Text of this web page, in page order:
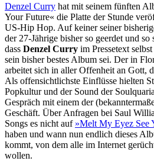
Denzel Curry hat mit seinem fünften
Your Future« die Platte der Stunde
US-Hip Hop. Auf keiner seiner
der 27-Jährige bisher so geerdet und
dass Denzel Curry im Pressetext
sein bisher bestes Album sei. Der in
arbeitet sich in aller Offenheit an Gott,
Als offensichtlichste Einflüsse hielten
Popkultur und der Sound der
Gespräch mit einem der
Geschäft. Über Anfragen bei Saul
Songs es nicht auf »Melt My Eyez See
haben und wann nun endlich dieses
kommt, von dem alle im Internet
wollen.